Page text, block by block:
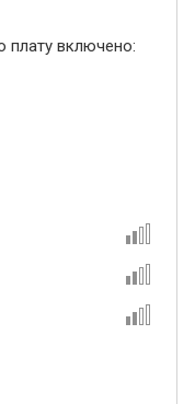
плату включено: